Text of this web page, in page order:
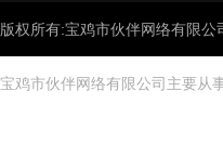
版权所有:宝鸡市伙伴网络有限
宝鸡市伙伴网络有限公司主要从